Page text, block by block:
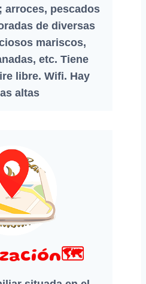
arroces, pescados
de diversas
mariscos,
etc. Tiene
libre. Wifi. Hay
altas